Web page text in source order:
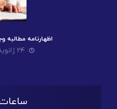
اظهارنامه
۲۴ ژانویه ۲۰۲۴